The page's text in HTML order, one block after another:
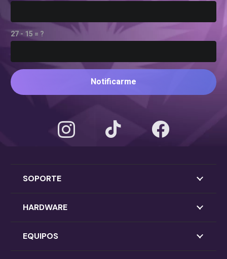
27 - 15 = ?
Notificarme
SOPORTE
HARDWARE
EQUIPOS